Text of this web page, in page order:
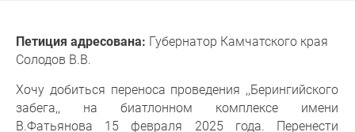
Петиция адресована: Губернатор Камчатского края
Солодов В.В.
Хочу добиться переноса проведения ,,Берингийского
забега,, на биатлонном комплексе имени
В.Фатьянова 15 февраля 2025 года. Перенести